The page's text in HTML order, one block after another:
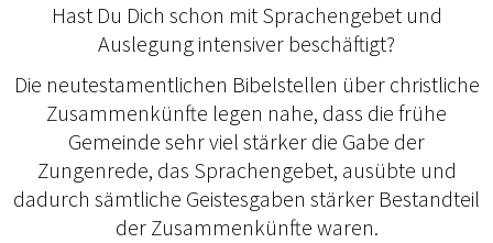
Hast Du Dich schon mit Sprachengebet und
Auslegung intensiver beschäftigt?
Die neutestamentlichen Bibelstellen über christliche
Zusammenkünfte legen nahe, dass die frühe
Gemeinde sehr viel stärker die Gabe der
Zungenrede, das Sprachengebet, ausübte und
dadurch sämtliche Geistesgaben stärker Bestandteil
der Zusammenkünfte waren.